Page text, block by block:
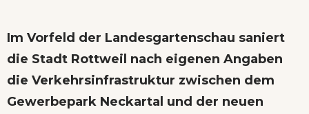
Im Vorfeld der Landesgartenschau saniert
die Stadt Rottweil nach eigenen Angaben
die Verkehrsinfrastruktur zwischen dem
Gewerbepark Neckartal und der neuen